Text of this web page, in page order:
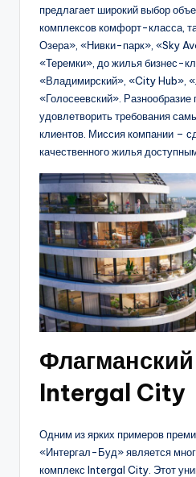
предлагает широкий выбор
комплексов комфорт-класса,
Озера», «Нивки-парк», «Sky
«Теремки», до жилья бизнес-
«Владимирский», «City Hub»,
«Голосеевский». Разнообразие
удовлетворить требования
клиентов. Миссия компании –
качественного жилья
Intergal City
Одним из ярких примеров
«Интергал-Буд» является
комплекс Intergal City. Этот